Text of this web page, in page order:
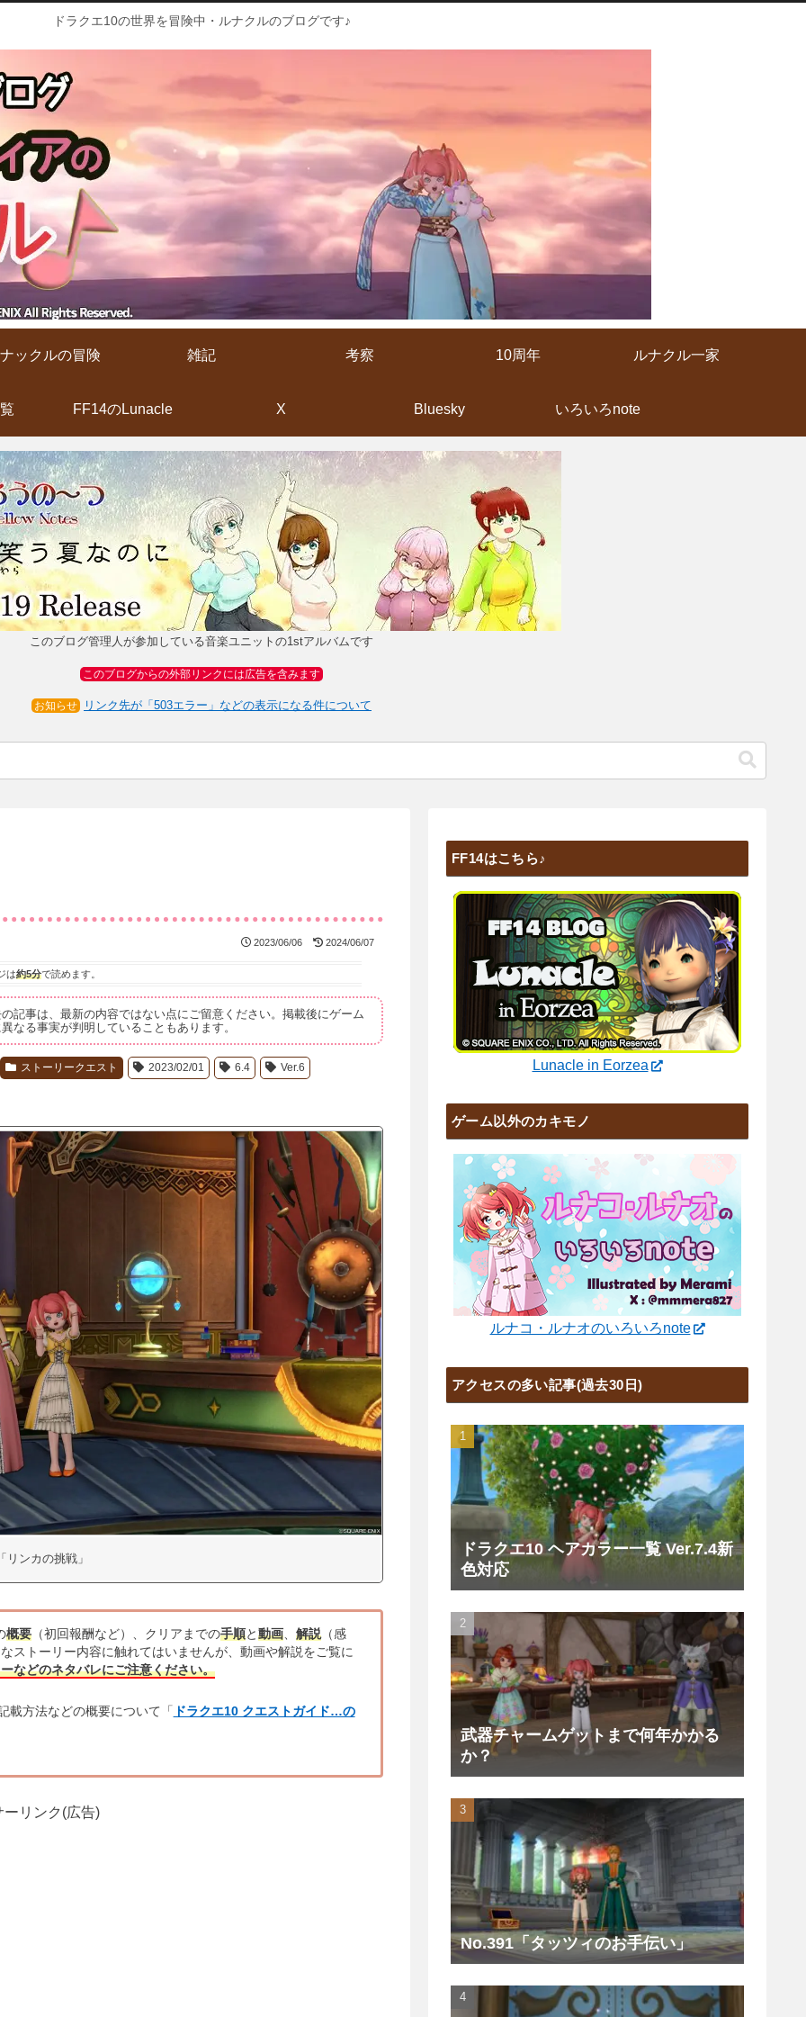
ドラクエ10の世界を冒険中・ルナクルのブログです♪
ックルの冒険 雑記 考察 10周年 ルナクル一家
FF14のLunacle X Bluesky いろいろnote
このブログ管理人が参加している音楽ユニットの1stアルバムです
このブログからの外部リンクには広告を含みます
お知らせ リンク先が「503エラー」などの表示になる件について
2023/06/06 2024/06/07
は約5分で読めます。
記事は、最新の内容ではない点にご留意ください。掲載後にゲーム
なる事実が判明していることもあります。
ストーリークエスト 2023/02/01 6.4 Ver.6
リンカの挑戦」
概要（初回報酬など）、クリアまでの手順と動画、 解説（感
ストーリー内容に触れてはいませんが、動画や解説をご覧に
などのネタバレにご注意ください。
載方法などの概要について「 ドラクエ10 クエストガイド…の
ーリンク(広告)
FF14はこちら♪
Lunacle in Eorzea
ゲーム以外のカキモノ
ルナコ・ルナオのいろいろnote
アクセスの多い記事(過去30日)
ドラクエ10 ヘアカラー一覧 Ver.7.4新
色対応
武器チャームゲットまで何年かかる
か？
No.391「タッツィのお手伝い」